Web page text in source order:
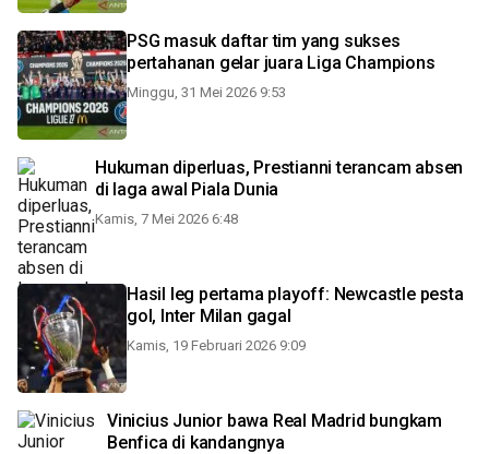
PSG masuk daftar tim yang sukses
pertahanan gelar juara Liga Champions
Minggu, 31 Mei 2026 9:53
Hukuman diperluas, Prestianni terancam absen
di laga awal Piala Dunia
Kamis, 7 Mei 2026 6:48
Hasil leg pertama playoff: Newcastle pesta
gol, Inter Milan gagal
Kamis, 19 Februari 2026 9:09
Vinicius Junior bawa Real Madrid bungkam
Benfica di kandangnya